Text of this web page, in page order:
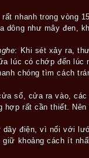
nhanh trong vòng
dông như mây đen,
: Khi sét xảy ra,
lúc có chớp đến
chóng tìm cách
sổ, cửa ra vào,
rất cần thiết.
điện, vì nối với
khoảng cách ít